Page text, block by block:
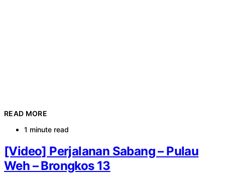
READ MORE
1 minute read
[Video] Perjalanan Sabang – Pulau
Weh – Brongkos 13